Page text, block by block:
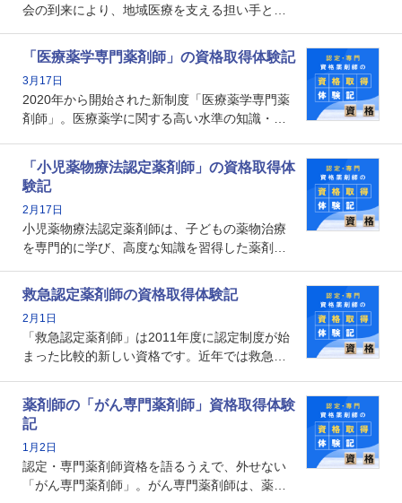
会の到来により、地域医療を支える担い手とし
で、重要度が増しているのが認定薬剤師という
資格です。認定薬剤師とはいったいどんな資格
なのでしょうか。それを取得するとどのような
メリットがあるのでしょうか。
「医療薬学専門薬剤師」の資格取得体験記
3月17日
2020年から開始された新制度「医療薬学専門薬
剤師」。医療薬学に関する高い水準の知識・技
剤師としての専門性を示す客観的な根拠の一つ
となります。取得要件は多岐に渡り、審査も複
数回ありますが、患者さんに対して一定の能力
の証明になる資格と言えます。
「小児薬物療法認定薬剤師」の資格取得体
験記
2月17日
小児薬物療法認定薬剤師は、子どもの薬物治療
を専門的に学び、高度な知識を習得した薬剤師
や、特有の疾患、心理状況を理解し、専門性を
深めることで、子どもとその保護者に寄り添え
る存在です。今回はそんな小児薬物療法認定薬
剤師の取得体験記をご紹介します。
救急認定薬剤師の資格取得体験記
2月1日
「救急認定薬剤師」は2011年度に認定制度が始
まった比較的新しい資格です。近年では救急病
とから、救急認定薬剤師を目指す病院薬剤師も
増えているのではないでしょうか。今回はそん
な救急認定薬剤師の取得体験記をご紹介しま
す。
薬剤師の「がん専門薬剤師」資格取得体験
記
1月2日
認定・専門薬剤師資格を語るうえで、外せない
「がん専門薬剤師」。がん専門薬剤師は、薬剤